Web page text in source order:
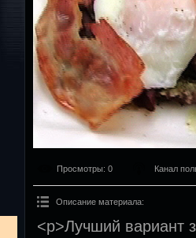
Просмотры: 0 Канал
Описание материала:
<p>Лучший вариант